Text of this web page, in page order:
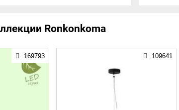
Ronkonkoma
169793 109641